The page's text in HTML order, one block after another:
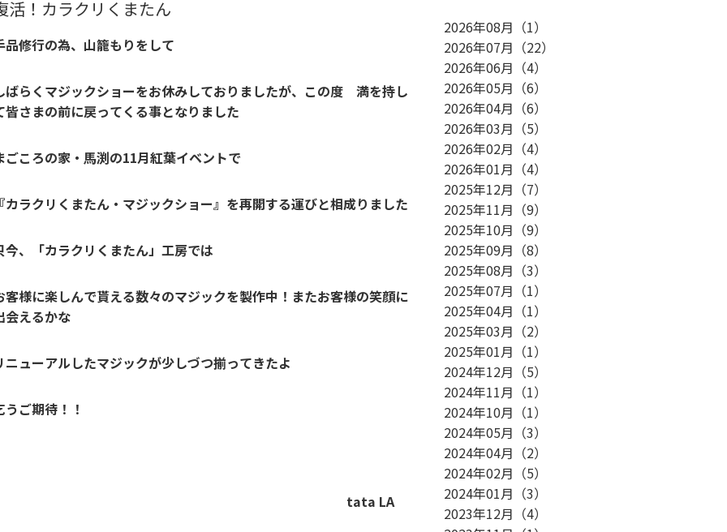
活！カラクリくまたん
品修行の為、山籠もりをして
ばらくマジックショーをお休みしておりましたが、この度 満を持し
皆さまの前に戻ってくる事となりました
ごころの家・馬渕の11月紅葉イベントで
カラクリくまたん・マジックショー』を再開する運びと相成りました
今、「カラクリくまたん」工房では
客様に楽しんで貰える数々のマジックを製作中！またお客様の笑顔に
会えるかな
ニューアルしたマジックが少しづつ揃ってきたよ
うご期待！！
LA
2026年08月 （1）
2026年07月 （22）
2026年06月 （4）
2026年05月 （6）
2026年04月 （6）
2026年03月 （5）
2026年02月 （4）
2026年01月 （4）
2025年12月 （7）
2025年11月 （9）
2025年10月 （9）
2025年09月 （8）
2025年08月 （3）
2025年07月 （1）
2025年04月 （1）
2025年03月 （2）
2025年01月 （1）
2024年12月 （5）
2024年11月 （1）
2024年10月 （1）
2024年05月 （3）
2024年04月 （2）
2024年02月 （5）
2024年01月 （3）
2023年12月 （4）